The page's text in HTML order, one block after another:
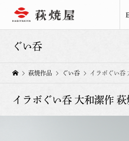
ぐい呑
萩焼作品 ぐい呑 イラボぐい呑
イラボぐい呑 大和潔作